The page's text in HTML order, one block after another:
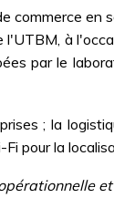
commerce en
à
par le
; la
pour la